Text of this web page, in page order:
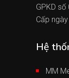
GPKD
Cấp
Hệ
MM